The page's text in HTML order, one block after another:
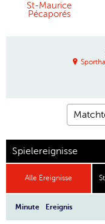
St-Maurice
Pécaporés
Spielereignisse
Alle Ereignisse
Minute Ereignis